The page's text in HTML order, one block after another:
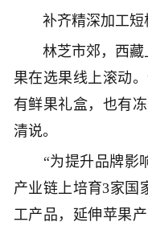
补齐精深加工短
林芝市郊，西藏
果在选果线上滚动
有鲜果礼盒，也有
清说。
“为提升品牌影响
产业链上培育3家国
工产品，延伸苹果